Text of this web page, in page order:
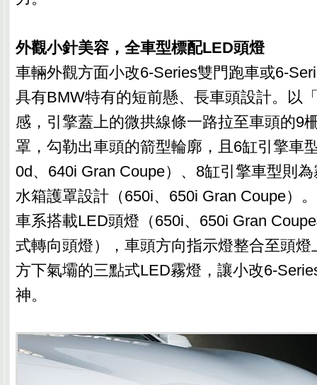
外觀小針美容，全車型標配LED頭燈
車輛外觀方面小改6-Series雙門跑車或6-
具有BMW特有的短前懸、長車頭設計。以
感，引擎蓋上的微拱線條一路拉至車頭的9
罩，勾勒出車頭的箭型輪廓，且6缸引擎車
0d、640i Gran Coupe）、8缸引擎車型則
水箱護罩設計（650i、650i Gran Coupe）
車系搭載LED頭燈（650i、650i Gran
式轉向頭燈），車頭方向指示燈整合至頭
方下氣壩的三點式LED霧燈，讓小改6-
神。